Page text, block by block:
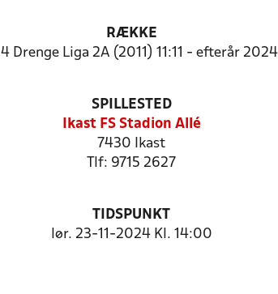
RÆKKE
Drenge Liga 2A (2011) 11:11 - efterår 2024
SPILLESTED
Ikast FS Stadion Allé
7430 Ikast
Tlf: 9715 2627
TIDSPUNKT
lør. 23-11-2024 Kl. 14:00